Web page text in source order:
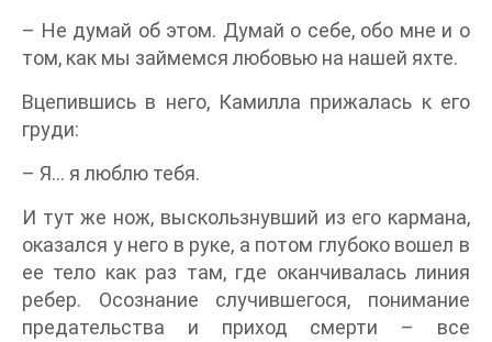
– Не думай об этом. Думай о себе, обо мне и о
том, как мы займемся любовью на нашей яхте.
Вцепившись в него, Камилла прижалась к его
груди:
– Я… я люблю тебя.
И тут же нож, выскользнувший из его кармана,
оказался у него в руке, а потом глубоко вошел в
ее тело как раз там, где оканчивалась линия
ребер. Осознание случившегося, понимание
предательства и приход смерти – все